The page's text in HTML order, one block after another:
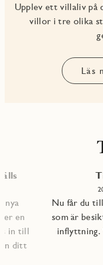
Upplev ett villaliv på
villor i tre olika
Läs
nya
en
in till
ditt
Nu får du
som är
inflyttning.